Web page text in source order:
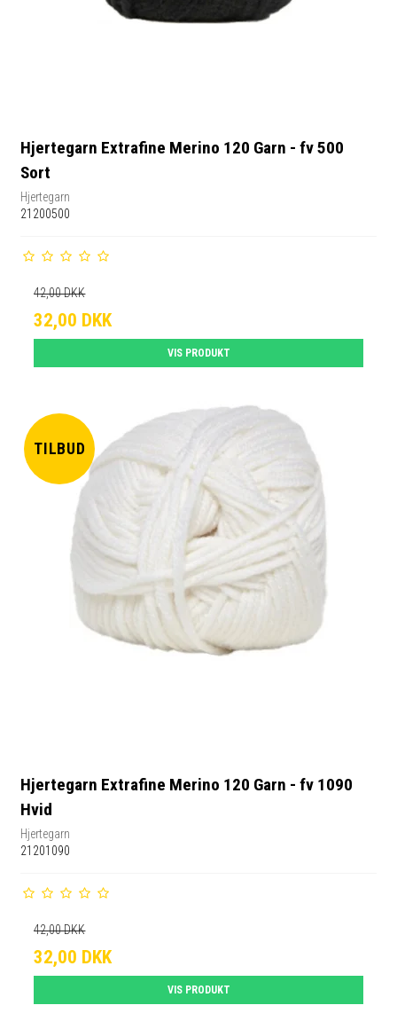
Hjertegarn Extrafine Merino 120 Garn - fv 500
Sort
Hjertegarn
21200500
42,00 DKK
32,00 DKK
VIS PRODUKT
TILBUD
Hjertegarn Extrafine Merino 120 Garn - fv 1090
Hvid
Hjertegarn
21201090
42,00 DKK
32,00 DKK
VIS PRODUKT